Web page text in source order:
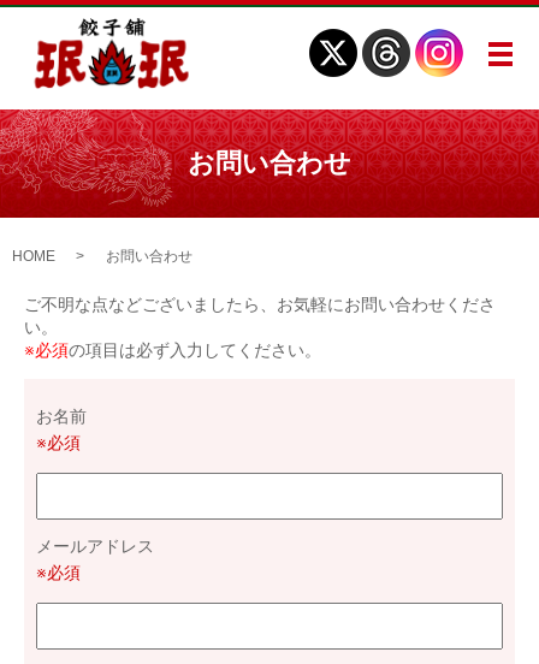
メ
お問い合わせ
HOME お問い合わせ
ご不明な点などございましたら、お気軽にお問い合わせくださ
い。
※必須の項目は必ず入力してください。
お名前
※必須
メールアドレス
※必須